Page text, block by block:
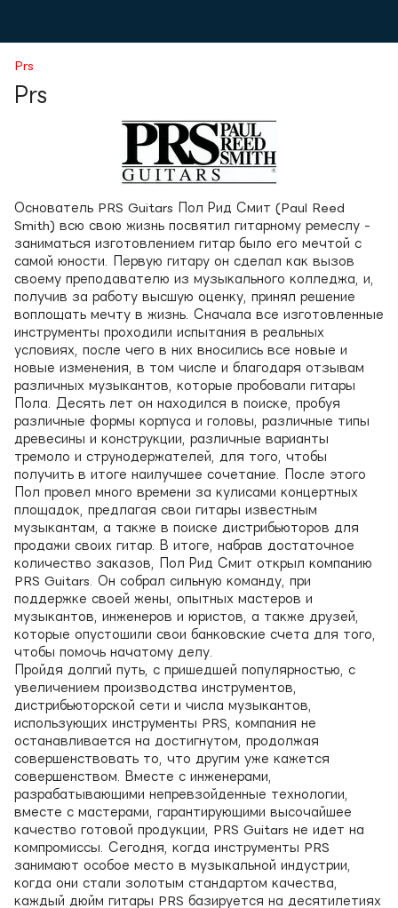
Prs
Prs
Основатель PRS Guitars Пол Рид Смит (Paul Reed
Smith) всю свою жизнь посвятил гитарному ремеслу -
заниматься изготовлением гитар было его мечтой с
самой юности. Первую гитару он сделал как вызов
своему преподавателю из музыкального колледжа, и,
получив за работу высшую оценку, принял решение
воплощать мечту в жизнь. Сначала все изготовленные
инструменты проходили испытания в реальных
условиях, после чего в них вносились все новые и
новые изменения, в том числе и благодаря отзывам
различных музыкантов, которые пробовали гитары
Пола. Десять лет он находился в поиске, пробуя
различные формы корпуса и головы, различные типы
древесины и конструкции, различные варианты
тремоло и струнодержателей, для того, чтобы
получить в итоге наилучшее сочетание. После этого
Пол провел много времени за кулисами концертных
площадок, предлагая свои гитары известным
музыкантам, а также в поиске дистрибьюторов для
продажи своих гитар. В итоге, набрав достаточное
количество заказов, Пол Рид Смит открыл компанию
PRS Guitars. Он собрал сильную команду, при
поддержке своей жены, опытных мастеров и
музыкантов, инженеров и юристов, а также друзей,
которые опустошили свои банковские счета для того,
чтобы помочь начатому делу.
Пройдя долгий путь, с пришедшей популярностью, с
увеличением производства инструментов,
дистрибьюторской сети и числа музыкантов,
использующих инструменты PRS, компания не
останавливается на достигнутом, продолжая
совершенствовать то, что другим уже кажется
совершенством. Вместе с инженерами,
разрабатывающими непревзойденные технологии,
вместе с мастерами, гарантирующими высочайшее
качество готовой продукции, PRS Guitars не идет на
компромиссы. Сегодня, когда инструменты PRS
занимают особое место в музыкальной индустрии,
когда они стали золотым стандартом качества,
каждый дюйм гитары PRS базируется на десятилетиях